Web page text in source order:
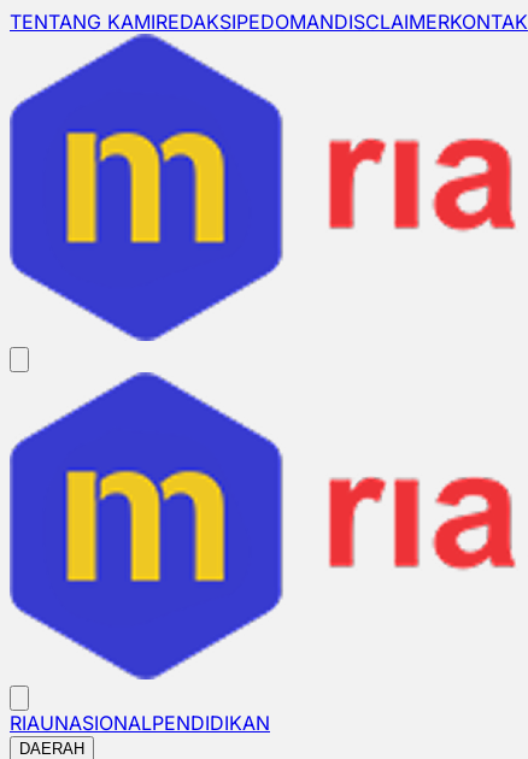
TENTANG KAMIREDAKSIPEDOMANDISCLAIMERKONTAK
RIAUNASIONALPENDIDIKAN
DAERAH